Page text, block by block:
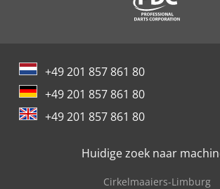
+49 201 857 861 80
+49 201 857 861 80
+49 201 857 861 80
Huidige zoek naar
Cirkelmaaiers-Limburg